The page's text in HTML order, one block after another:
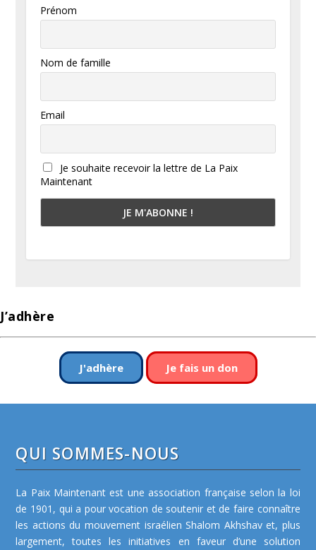
Prénom
Nom de famille
Email
Je souhaite recevoir la lettre de La Paix
Maintenant
J’adhère
J'adhère Je fais un don
QUI SOMMES-NOUS
La Paix Maintenant est une association française selon la loi
de 1901, qui a pour vocation de soutenir et de faire connaître
les actions du mouvement israélien Shalom Akhshav et, plus
largement, toutes les initiatives en faveur d’une solution